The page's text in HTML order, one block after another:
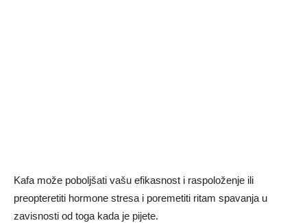
Kafa može poboljšati vašu efikasnost i raspoloženje ili
preopteretiti hormone stresa i poremetiti ritam spavanja u
zavisnosti od toga kada je pijete.